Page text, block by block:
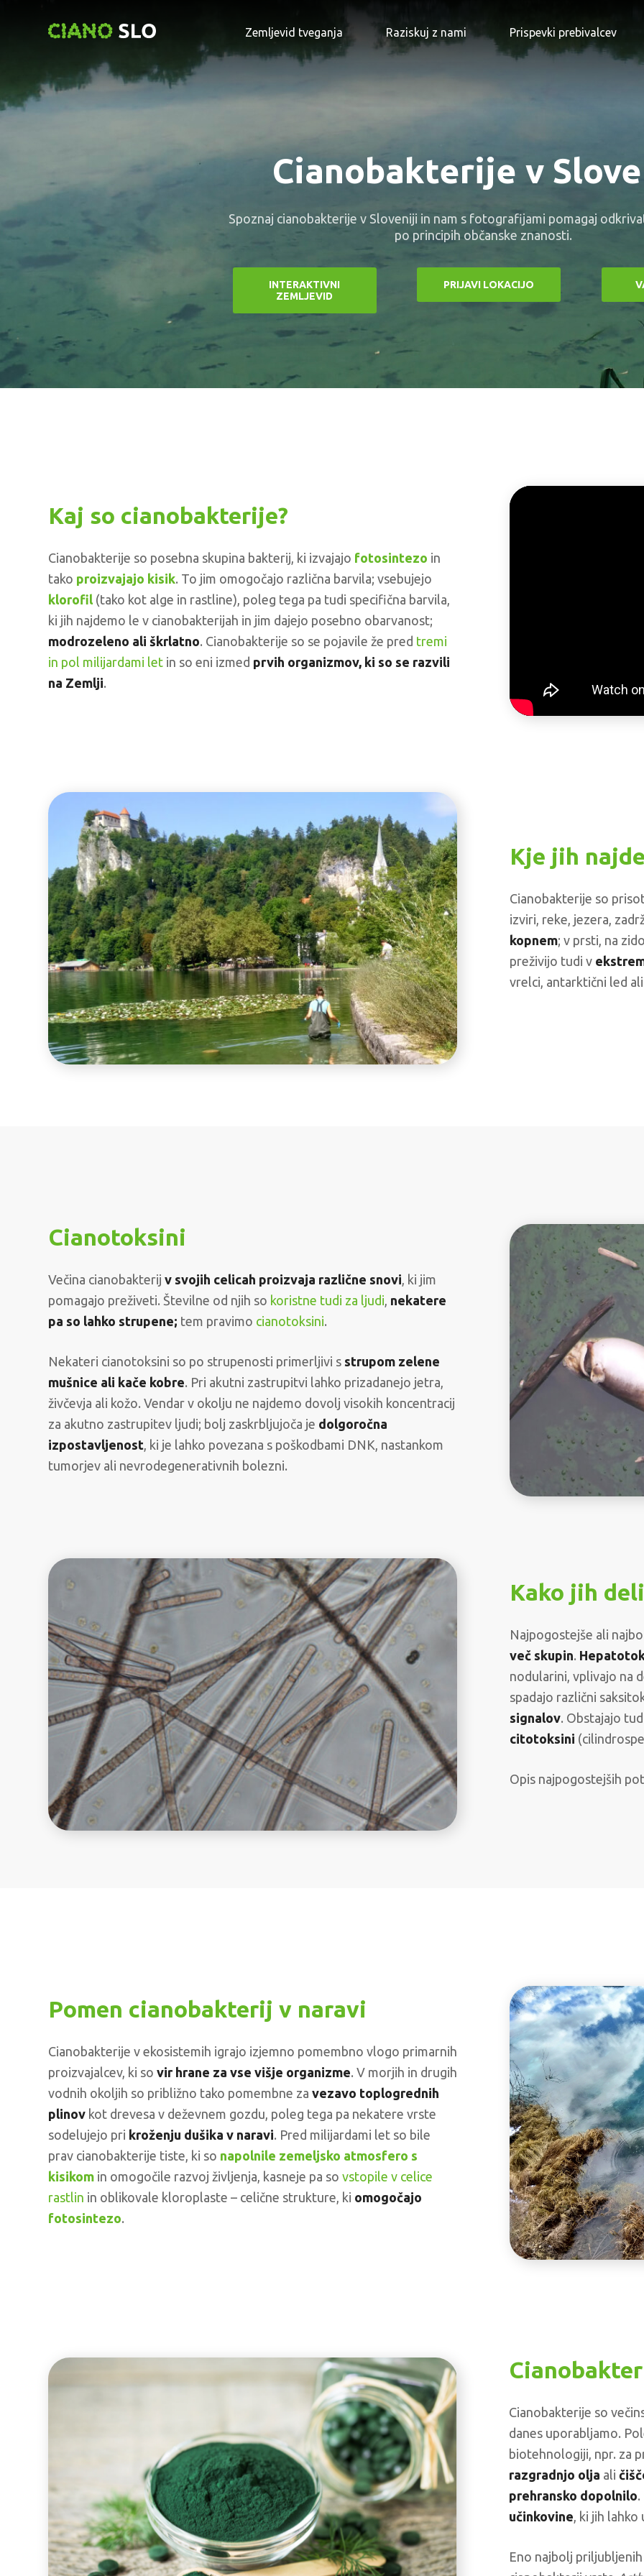
Zemljevid tveganja Raziskuj z nami Prispevki prebivalcev
Cianobakterije v
Spoznaj cianobakterije v Sloveniji in nam s fotografijami pomagaj
po principih občanske znanosti.
INTERAKTIVNI
ZEMLJEVID
PRIJAVI LOKACIJO
Kaj so cianobakterije?
Cianobakterije so posebna skupina bakterij, ki izvajajo fotosintezo in
tako proizvajajo kisik. To jim omogočajo različna barvila; vsebujejo
klorofil (tako kot alge in rastline), poleg tega pa tudi specifična barvila,
ki jih najdemo le v cianobakterijah in jim dajejo posebno obarvanost;
modrozeleno ali škrlatno. Cianobakterije so se pojavile že pred tremi
in pol milijardami let in so eni izmed prvih organizmov, ki so se razvili
na Zemlji.
Kje jih
Cianobakterije so
izviri, reke, jezera,
kopnem; v prsti, na
preživijo tudi v
vrelci, antarktični led
Cianotoksini
Večina cianobakterij v svojih celicah proizvaja različne snovi, ki jim
pomagajo preživeti. Številne od njih so koristne tudi za ljudi, nekatere
pa so lahko strupene; tem pravimo cianotoksini.
Nekateri cianotoksini so po strupenosti primerljivi s strupom zelene
mušnice ali kače kobre. Pri akutni zastrupitvi lahko prizadanejo jetra,
živčevja ali kožo. Vendar v okolju ne najdemo dovolj visokih koncentracij
za akutno zastrupitev ljudi; bolj zaskrbljujoča je dolgoročna
izpostavljenost, ki je lahko povezana s poškodbami DNK, nastankom
tumorjev ali nevrodegenerativnih bolezni.
Kako jih
Najpogostejše ali
več skupin.
nodularini, vplivajo na
spadajo različni
signalov. Obstajajo
citotoksini
Opis najpogostejših
Pomen cianobakterij v naravi
Cianobakterije v ekosistemih igrajo izjemno pomembno vlogo primarnih
proizvajalcev, ki so vir hrane za vse višje organizme. V morjih in drugih
vodnih okoljih so približno tako pomembne za vezavo toplogrednih
plinov kot drevesa v deževnem gozdu, poleg tega pa nekatere vrste
sodelujejo pri kroženju dušika v naravi. Pred milijardami let so bile
prav cianobakterije tiste, ki so napolnile zemeljsko atmosfero s
kisikom in omogočile razvoj življenja, kasneje pa so vstopile v celice
rastlin in oblikovale kloroplaste – celične strukture, ki omogočajo
fotosintezo.
Cianobakterije so
danes uporabljamo.
biotehnologiji, npr. za
razgradnjo olja ali
prehransko dopolnilo
učinkovine, ki jih
Eno najbolj